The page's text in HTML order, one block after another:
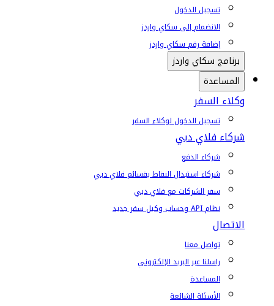
تسجيل الدخول
الانضمام إلى سكاي واردز
إضافة رقم سكاي واردز
برنامج سكاي واردز
المساعدة
وكلاء السفر
تسجيل الدخول لوكلاء السفر
شركاء فلاي دبي
شركاء الدفع
شركاء استبدال النقاط بقسائم فلاي دبي
سفر الشركات مع فلاي دبي
نظام API وحساب وكيل سفر جديد
الاتصال
تواصل معنا
راسلنا عبر البريد الإلكتروني
المساعدة
الأسئلة الشائعة